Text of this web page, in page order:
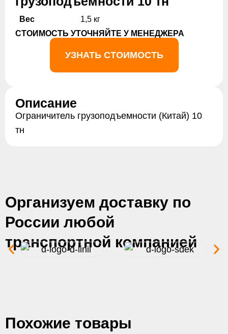
Вес
1,5 кг
СТОИМОСТЬ УТОЧНЯЙТЕ У МЕНЕДЖЕРА
УЗНАТЬ СТОИМОСТЬ
Описание
Ограничитель грузоподъемности (Китай) 10
тн
Организуем доставку по
России любой
транспортной компанией
Похожие товары